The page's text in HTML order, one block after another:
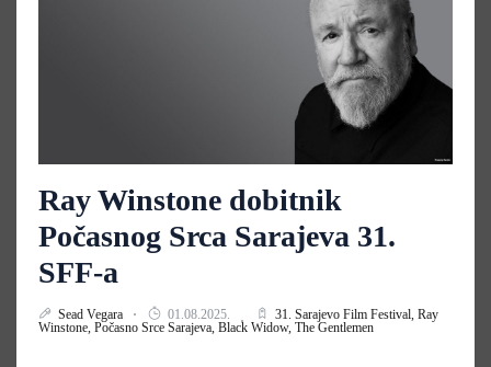
Ray Winstone dobitnik
Počasnog Srca Sarajeva 31.
SFF-a
Sead Vegara 01.08.2025. 31. Sarajevo Film Festival, Ray
Winstone, Počasno Srce Sarajeva, Black Widow, The Gentlemen